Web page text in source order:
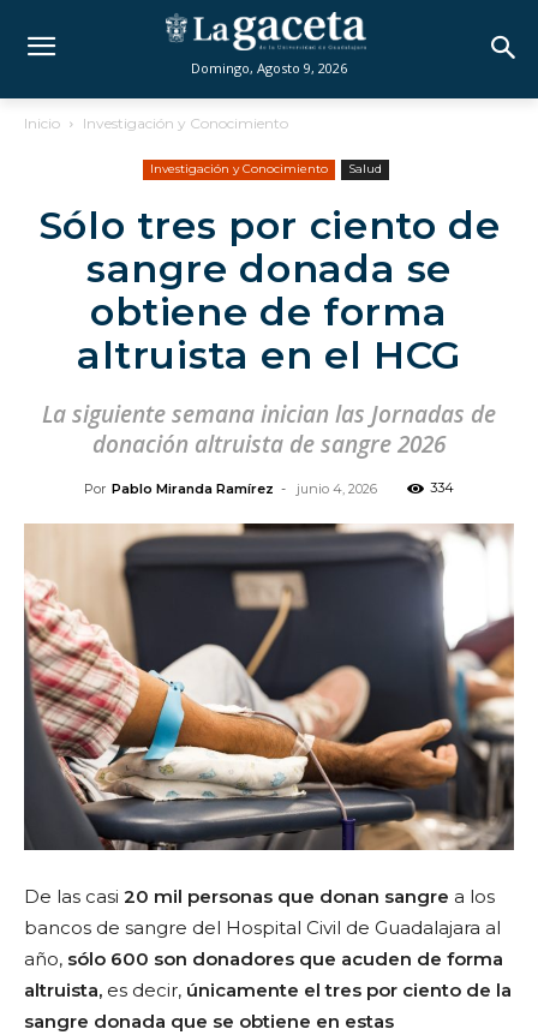
Domingo, Agosto 9, 2026
Inicio Investigación y Conocimiento
Investigación y Conocimiento Salud
Sólo tres por ciento de
sangre donada se
obtiene de forma
altruista en el HCG
La siguiente semana inician las Jornadas de
donación altruista de sangre 2026
Por Pablo Miranda Ramírez - junio 4, 2026 334
De las casi 20 mil personas que donan sangre a los
bancos de sangre del Hospital Civil de Guadalajara al
año, sólo 600 son donadores que acuden de forma
altruista, es decir, únicamente el tres por ciento de la
sangre donada que se obtiene en estas